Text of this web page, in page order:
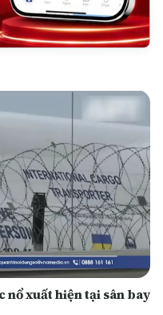
nổ xuất hiện tại sân bay